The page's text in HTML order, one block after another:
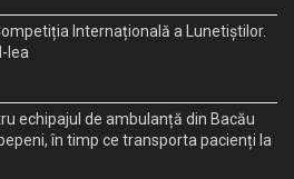
Internațională a Lunetiștilor.
lea
echipajul de ambulanță din Bacău
în timp ce transporta pacienți la